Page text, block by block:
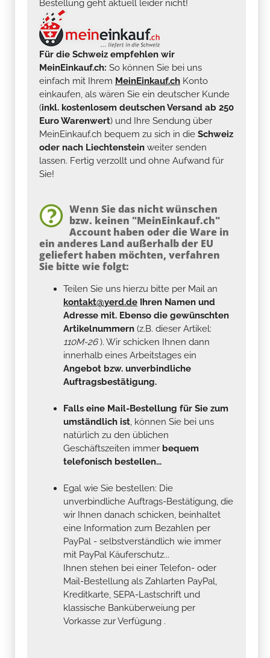
Bestellung geht aktuell leider nicht!
Für die Schweiz empfehlen wir
MeinEinkauf.ch: So können Sie bei uns
einfach mit Ihrem MeinEinkauf.ch Konto
einkaufen, als wären Sie ein deutscher Kunde
(inkl. kostenlosem deutschen Versand ab 250
Euro Warenwert) und Ihre Sendung über
MeinEinkauf.ch bequem zu sich in die Schweiz
oder nach Liechtenstein weiter senden
lassen. Fertig verzollt und ohne Aufwand für
Sie!
Wenn Sie das nicht wünschen
bzw. keinen "MeinEinkauf.ch"
Account haben oder die Ware in
ein anderes Land außerhalb der EU
geliefert haben möchten, verfahren
Sie bitte wie folgt:
Teilen Sie uns hierzu bitte per Mail an
kontakt@yerd.de Ihren Namen und
Adresse mit. Ebenso die gewünschten
Artikelnummern (z.B. dieser Artikel:
110M-26). Wir schicken Ihnen dann
innerhalb eines Arbeitstages ein
Angebot bzw. unverbindliche
Auftragsbestätigung.
Falls eine Mail-Bestellung für Sie zum
umständlich ist, können Sie bei uns
natürlich zu den üblichen
Geschäftszeiten immer bequem
telefonisch bestellen...
Egal wie Sie bestellen: Die
unverbindliche Auftrags-Bestätigung, die
wir Ihnen danach schicken, beinhaltet
eine Information zum Bezahlen per
PayPal - selbstverständlich wie immer
mit PayPal Käuferschutz...
Ihnen stehen bei einer Telefon- oder
Mail-Bestellung als Zahlarten PayPal,
Kreditkarte, SEPA-Lastschrift und
klassische Banküberweiung per
Vorkasse zur Verfügung .